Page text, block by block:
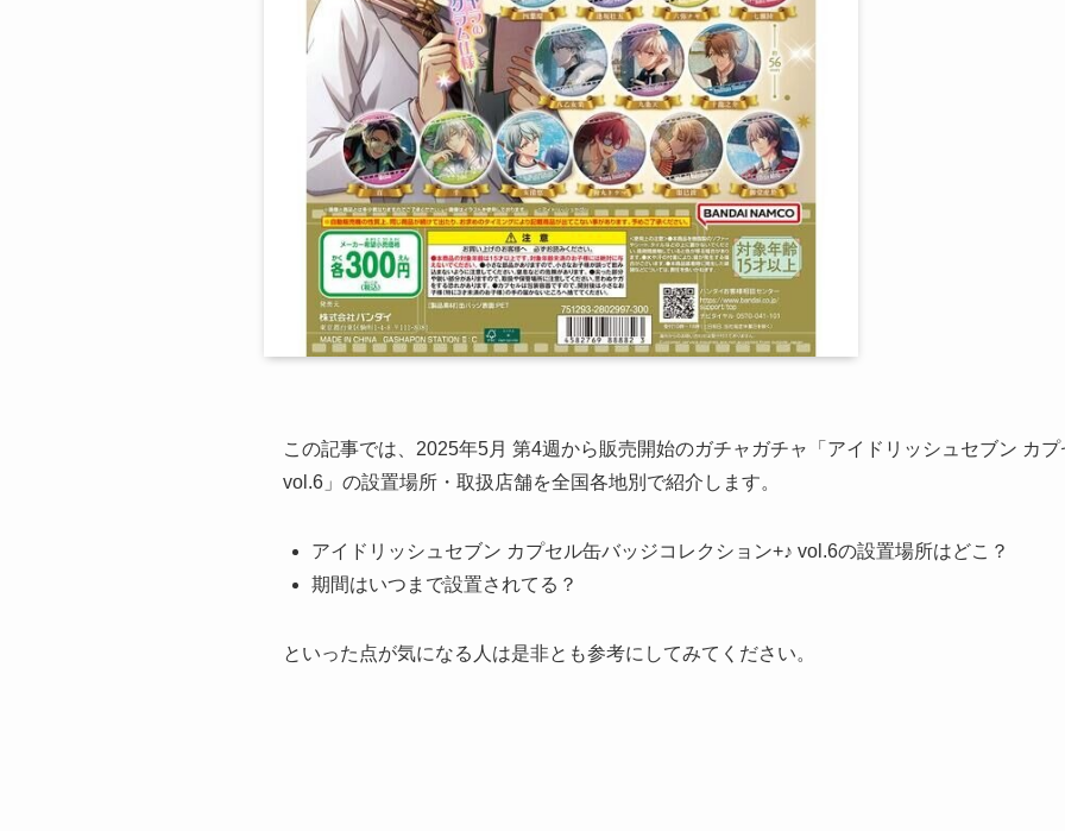
この記事では、2025年5月 第4週から販売開始のガチャガチャ「アイドリッシュセブン カ
vol.6」の設置場所・取扱店舗を全国各地別で紹介します。
アイドリッシュセブン カプセル缶バッジコレクション+♪ vol.6の設置場所はどこ？
期間はいつまで設置されてる？
といった点が気になる人は是非とも参考にしてみてください。